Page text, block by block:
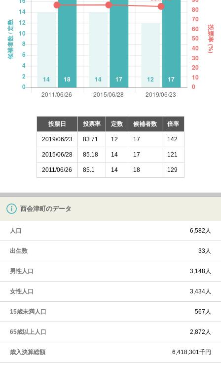
投票日 投票率 定数 候補者数 倍率
2019/06/23 83.71 12 17 142
2015/06/28 85.18 14 17 121
2011/06/26 85.1 14 18 129
西会津町のデータ
人口 6,582人
出生数 33人
男性人口 3,148人
女性人口 3,434人
15歳未満人口 567人
65歳以上人口 2,872人
歳入決算総額 6,418,301千円